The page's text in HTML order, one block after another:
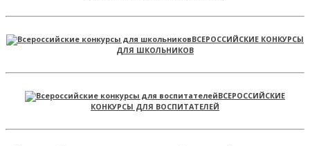
ВСЕРОССИЙСКИЕ КОНКУРСЫ
ДЛЯ ШКОЛЬНИКОВ
ВСЕРОССИЙСКИЕ
КОНКУРСЫ ДЛЯ ВОСПИТАТЕЛЕЙ